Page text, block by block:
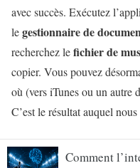
avec succès. Exécutez
legestionnaire de
recherchez lefichier de
copier. Vous pouvez
où (vers iTunes ou un autre
C’est le résultat auquel
Comment